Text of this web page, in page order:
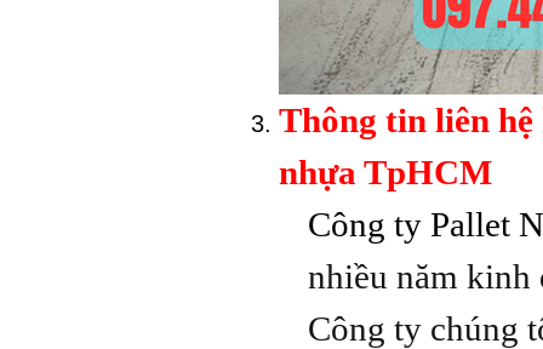
Thông tin liên
nhựa TpHCM
Công ty Pallet
nhiều năm
Công ty chúng